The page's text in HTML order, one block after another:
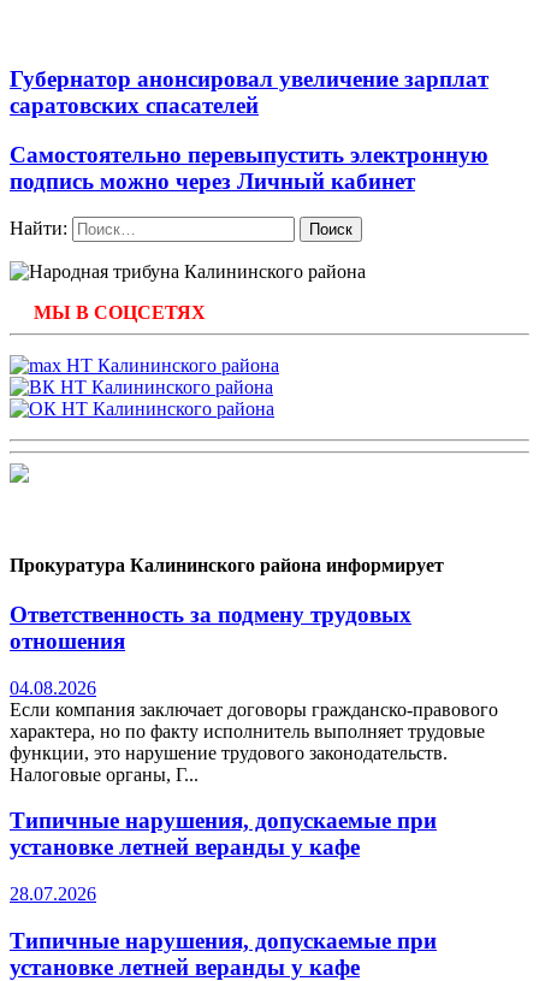
Губернатор анонсировал увеличение зарплат
саратовских спасателей
Самостоятельно перевыпустить электронную
подпись можно через Личный кабинет
Найти:
МЫ В СОЦСЕТЯХ
Прокуратура Калининского района информирует
Ответственность за подмену трудовых
отношения
04.08.2026
Если компания заключает договоры гражданско-правового
характера, но по факту исполнитель выполняет трудовые
функции, это нарушение трудового законодательств.
Налоговые органы, Г...
Типичные нарушения, допускаемые при
установке летней веранды у кафе
28.07.2026
Типичные нарушения, допускаемые при
установке летней веранды у кафе